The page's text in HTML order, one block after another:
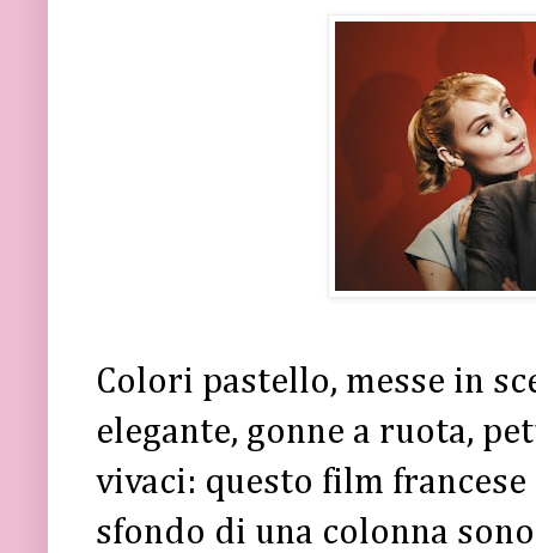
Colori pastello, messe in
elegante, gonne a ruota,
vivaci: questo film
sfondo di una colonna